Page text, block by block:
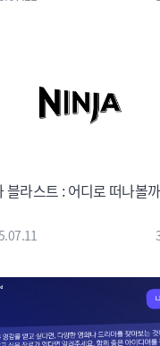
블라스트 : 어디로 떠나볼